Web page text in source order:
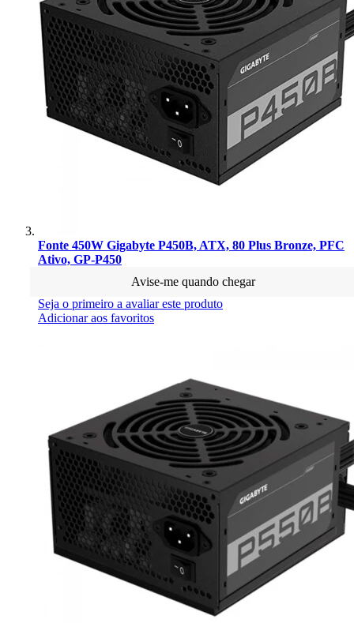
Fonte 450W Gigabyte P450B, ATX, 80 Plus Bronze, PFC
Ativo, GP-P450
Avise-me quando chegar
Seja o primeiro a avaliar este produto
Adicionar aos favoritos